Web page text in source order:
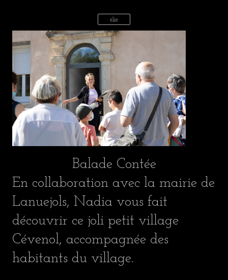
clic
Balade Contée
En collaboration avec la mairie de
Lanuejols, Nadia vous fait
découvrir ce joli petit village
Cévenol, accompagnée des
habitants du village.